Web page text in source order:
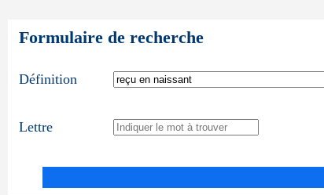
Formulaire de recherche
Définition
Lettre